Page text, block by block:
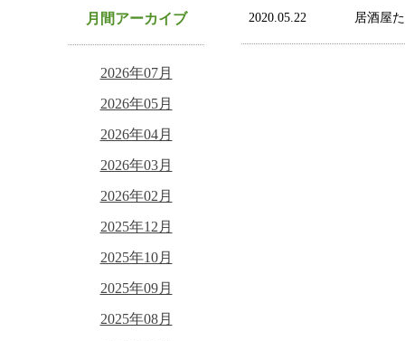
月間アーカイブ
2026年07月
2026年05月
2026年04月
2026年03月
2026年02月
2025年12月
2025年10月
2025年09月
2025年08月
2020.05.22 居酒屋